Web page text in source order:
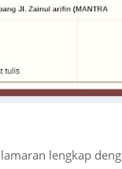
lengkap